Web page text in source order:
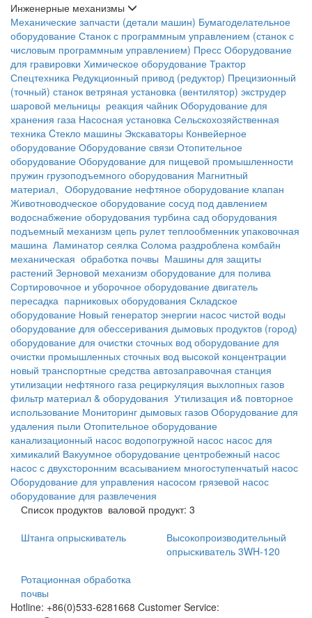
Инженерные механизмы
Механические запчасти (детали машин) Бумагоделательное
оборудование Станок с программным управлением (станок с
числовым программным управлением) Пресс Оборудование
для гравировки Химическое оборудование Трактор
Спецтехника Редукционный привод (редуктор) Прецизионный
(точный) станок ветряная установка (вентилятор) экструдер
шаровой мельницы реакция чайник Оборудование для
хранения газа Насосная установка Сельскохозяйственная
техника Cтекло машины Экскаваторы Конвейерное
оборудование Оборудование связи Отопительное
оборудование Оборудование для пищевой промышленности
пружин грузоподъемного оборудования Магнитный
материал、Оборудование нефтяное оборудование клапан
Животноводческое оборудование сосуд под давлением
водоснабжение оборудования турбина сад оборудования
подъемный механизм цепь рулет теплообменник упаковочная
машина Ламинатор сеялка Солома раздроблена комбайн
механическая обработка почвы Машины для защиты
растений Зерновой механизм оборудование для полива
Сортировочное и уборочное оборудование двигатель
пересадка парниковых оборудования Складское
оборудование Новый генератор энергии насос чистой воды
оборудование для обессеривания дымовых продуктов (город)
оборудование для очистки сточных вод оборудование для
очистки промышленных сточных вод высокой концентрации
новый транспортные средства автозаправочная станция
утилизации нефтяного газа рециркуляция выхлопных газов
фильтр материал & оборудования Утилизация и& повторное
использование Мониторинг дымовых газов Оборудование для
удаления пыли Отопительное оборудование
канализационный насос водопогружной насос насос для
химикалий Вакуумное оборудование центробежный насос
насос с двухсторонним всасыванием многоступенчатый насос
Оборудование для управления насосом грязевой насос
оборудование для развлечения
Список продуктов валовой продукт: 3
Штанга опрыскиватель
Высокопроизводительный
опрыскиватель 3WH-120
Ротационная обработка
почвы
Hotline: +86(0)533-6281668 Customer Service: